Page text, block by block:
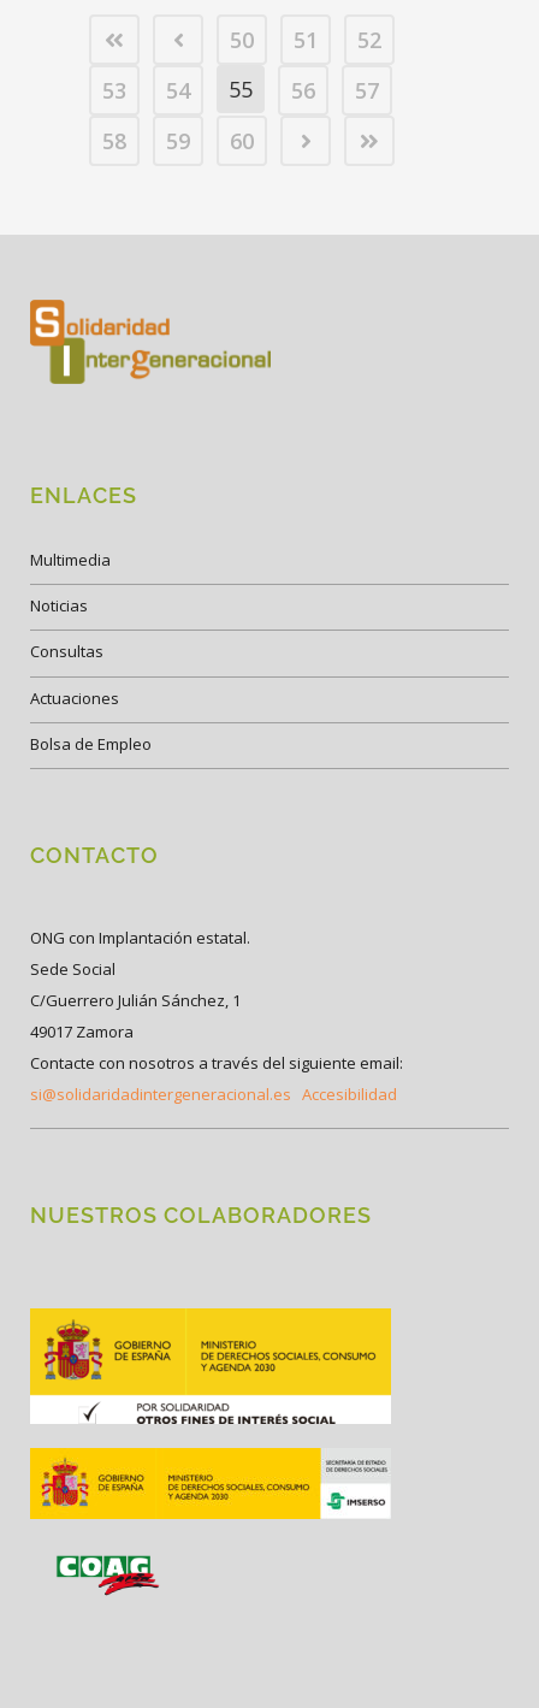
50 51
52
53
54 55 56
57
58
59 60
ENLACES
Multimedia
Noticias
Consultas
Actuaciones
Bolsa de Empleo
CONTACTO
ONG con Implantación estatal.
Sede Social
C/Guerrero Julián Sánchez, 1
49017 Zamora
Contacte con nosotros a través del siguiente email:
si@solidaridadintergeneracional.es Accesibilidad
NUESTROS COLABORADORES